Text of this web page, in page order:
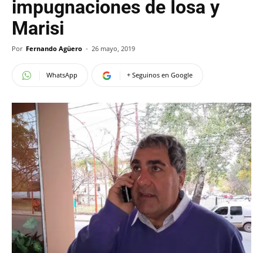
impugnaciones de Iosa y
Marisi
Por Fernando Agüero - 26 mayo, 2019
WhatsApp + Seguinos en Google